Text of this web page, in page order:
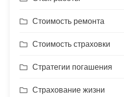
Стоимость ремонта
Стоимость страховки
Стратегии погашения
Страхование жизни